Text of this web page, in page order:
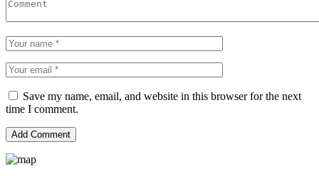
Save my name, email, and website in this browser for the next
time I comment.